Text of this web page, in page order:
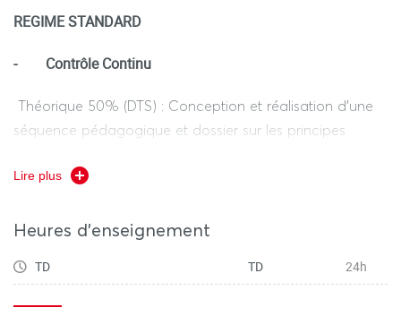
REGIME STANDARD
- Contrôle Continu
Théorique 50% (DTS) : Conception et réalisation d’une
séquence pédagogique et dossier sur les principes
Durée de l’ensemble des épreuves hors tiers temps
Lire plus
Heures d'enseignement
TD TD 24h